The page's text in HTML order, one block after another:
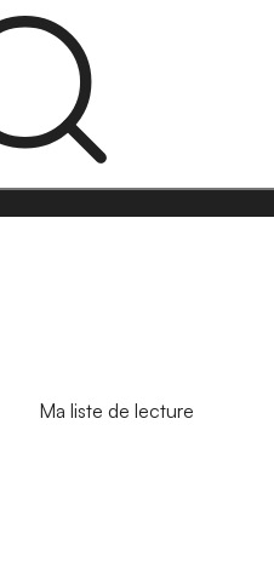
Ma liste de lecture